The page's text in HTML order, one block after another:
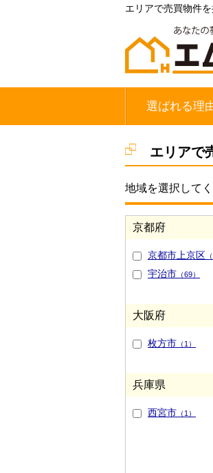
エリアで売買物件
選ばれる理
エリアで
地域を選択してく
京都府
京都市上京区
宇治市 （69）
大阪府
枚方市 （1）
兵庫県
西宮市 （1）